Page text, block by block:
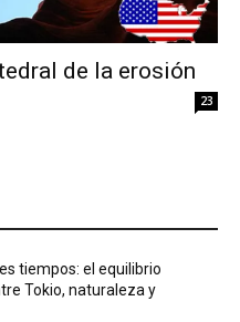
de la erosión
23
tiempos: el equilibrio
Tokio, naturaleza y